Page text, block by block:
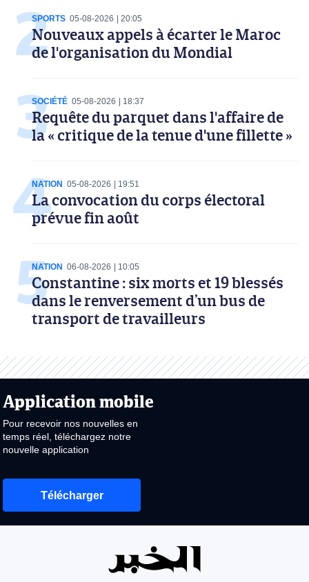
SPORTS 05-08-2026 20:05
Nouveaux appels à écarter le Maroc
de l'organisation du Mondial
SOCIÉTÉ 05-08-2026 18:37
Requête du parquet dans l'affaire de
la « critique de la tenue d'une fillette »
NATION 05-08-2026 19:51
La convocation du corps électoral
prévue fin août
NATION 06-08-2026 10:05
Constantine : six morts et 19 blessés
dans le renversement d’un bus de
transport de travailleurs
Application mobile
Pour recevoir nos nouvelles en
temps réel, téléchargez notre
nouvelle application
Télécharger